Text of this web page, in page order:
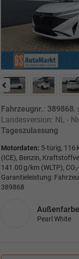
Fahrzeugnr.: 389868,
Landesversion: NL -
Tageszulassung
Motordaten: 5-türig, 116
(ICE), Benzin,
141.00 g/km (WLTP),
Garantieleistung:
389868
Außenfarbe
Pearl White